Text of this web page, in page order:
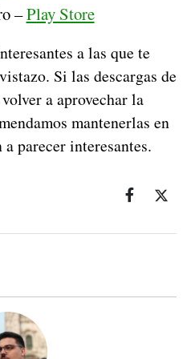
–Play Store
a las que te
Si las descargas de
a aprovechar la
mantenerlas en
parecer interesantes.